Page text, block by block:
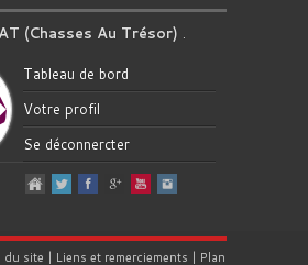
(Chasses Au Trésor) .
Tableau de bord
Votre profil
Se déconnercter
du site | Liens et remerciements | Plan